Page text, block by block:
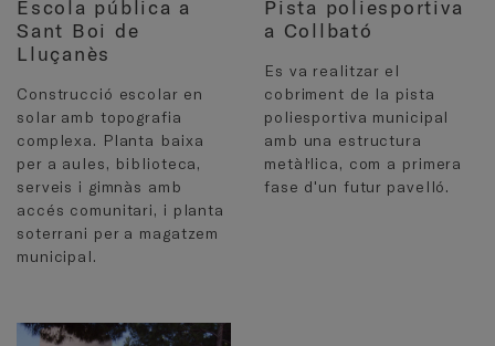
Escola pública a
Sant Boi de
Lluçanès
Construcció escolar en
solar amb topografia
complexa. Planta baixa
per a aules, biblioteca,
serveis i gimnàs amb
accés comunitari, i planta
soterrani per a magatzem
municipal.
Pista poliesportiva
a Collbató
Es va realitzar el
cobriment de la pista
poliesportiva municipal
amb una estructura
metàl·lica, com a primera
fase d'un futur pavelló.